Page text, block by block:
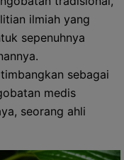
ilmiah yang
sepenuhnya
sebagai
medis
seorang ahli